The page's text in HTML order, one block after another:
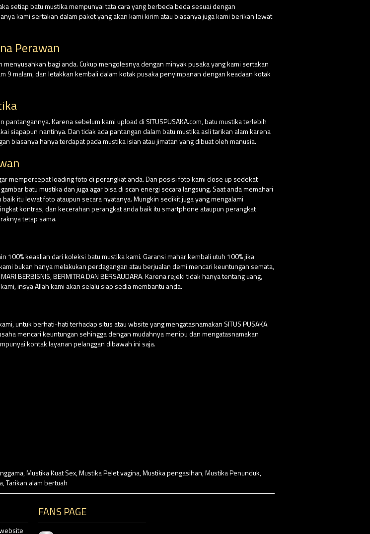
setiap batu mustika mempunyai tata cara yang berbeda beda sesuai dengan
kami sertakan dalam paket yang akan kami kirim atau biasanya juga kami berikan lewat
Perawan
bagi anda. Cukup mengolesnya dengan minyak pusaka yang kami sertakan
9 malam, dan letakkan kembali dalam kotak pusaka penyimpanan dengan keadaan kotak
Karena sebelum kami upload di SITUSPUSAKA.com, batu mustika terlebih
siapapun nantinya. Dan tidak ada pantangan dalam batu mustika asli tarikan alam karena
biasanya hanya terdapat pada mustika isian atau jimatan yang dibuat oleh manusia.
mempercepat loading foto di perangkat anda. Dan posisi foto kami close up sedekat
batu mustika dan juga agar bisa di scan energi secara langsung. Saat anda memahari
itu lewat foto ataupun secara nyatanya. Mungkin sedikit juga yang mengalami
kontras, dan kecerahan perangkat anda baik itu smartphone ataupun perangkat
tetap sama.
keaslian dari koleksi batu mustika kami. Garansi mahar kembali utuh 100% jika
bukan hanya melakukan perdagangan atau berjualan demi mencari keuntungan semata,
BERBISNIS, BERMITRA DAN BERSAUDARA. Karena rejeki tidak hanya tentang uang,
insya Allah kami akan selalu siap sedia membantu anda.
untuk berhati-hati terhadap situs atau wbsite yang mengatasnamakan SITUS PUSAKA.
mencari keuntungan sehingga dengan mudahnya menipu dan mengatasnamakan
kontak layanan pelanggan dibawah ini saja.
,Mustika Kuat Sex,Mustika Pelet vagina,Mustika pengasihan,Mustika Penunduk,
,Tarikan alam bertuah
FANS PAGE